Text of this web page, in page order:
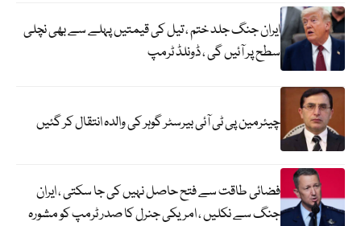
ایران جنگ جلد ختم ، تیل کی قیمتیں پہلے سے بھی نچلی
سطح پر آئیں گی ، ڈونلڈ ٹرمپ
چیئرمین پی ٹی آئی بیرسٹر گوہر کی والدہ انتقال کر گئیں
فضائی طاقت سے فتح حاصل نہیں کی جا سکتی ، ایران
جنگ سے نکلیں ، امریکی جنرل کا صدر ٹرمپ کو مشورہ